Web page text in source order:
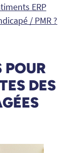
ERP
/ PMR ?
POUR
DES